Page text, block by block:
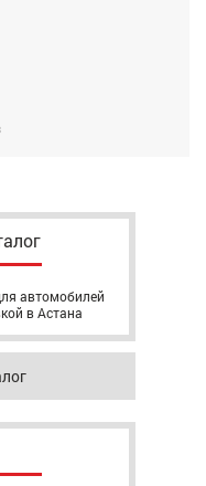
автомобилей
в Астана